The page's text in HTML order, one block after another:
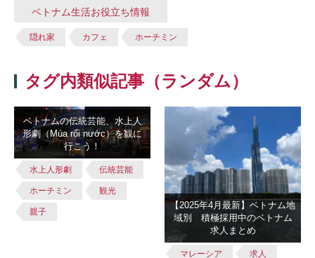
ベトナム生活お役立ち情報
隠れ家 カフェ ホーチミン
タグ内類似記事（ランダム）
ベトナムの伝統芸能、水上人
形劇（Múa rối nước）を観に
行こう！
水上人形劇 伝統芸能
ホーチミン 観光
親子
【2025年4月最新】ベトナム地
域別 積極採用中のベトナム
求人まとめ
マレーシア 求人